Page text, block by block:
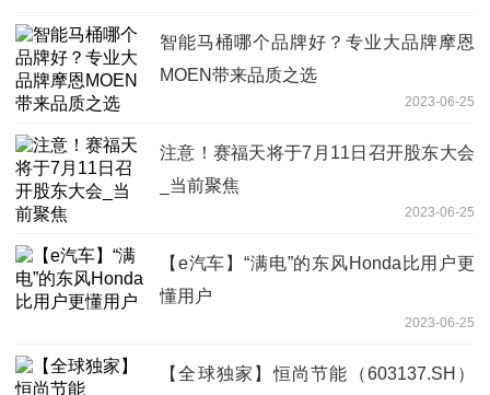
智能马桶哪个品牌好？专业大品牌摩恩
MOEN带来品质之选
2023-06-25
注意！赛福天将于7月11日召开股东大会
_当前聚焦
2023-06-25
【e汽车】“满电”的东风Honda比用户更
懂用户
2023-06-25
【全球独家】恒尚节能（603137.SH）